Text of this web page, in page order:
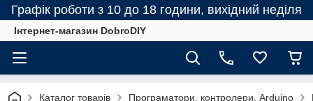
Графік роботи з 10 до 18 години, вихідний неділя
Інтернет-магазин DobroDIY
Каталог товарів Програматори, контролери, Arduino